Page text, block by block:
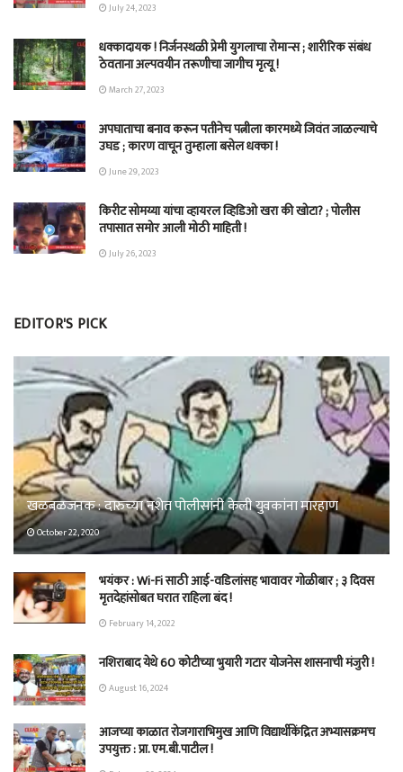
July 24, 2023
धक्कादायक ! निर्जनस्थळी प्रेमी युगलाचा रोमान्स ; शारीरिक संबंध
ठेवताना अल्पवयीन तरूणीचा जागीच मृत्यू !
March 27, 2023
अपघाताचा बनाव करून पतीनेच‎ पत्नीला कारमध्ये जिवंत जाळल्याचे
उघड ; कारण वाचून तुम्हाला बसेल धक्का !
June 29, 2023
किरीट सोमय्या यांचा व्हायरल व्हिडिओ खरा की खोटा? ; पोलीस
तपासात समोर आली मोठी माहिती !
July 26, 2023
EDITOR'S PICK
खळबळजनक : दारुच्या नशेत पोलीसांनी केली युवकांना मारहाण
October 22, 2020
भयंकर : Wi-Fi साठी आई-वडिलांसह भावावर गोळीबार ; ३ दिवस
मृतदेहांसोबत घरात राहिला बंद !
February 14, 2022
नशिराबाद येथे 60 कोटीच्या भुयारी गटार योजनेस शासनाची मंजुरी !
August 16, 2024
आजच्या काळात रोजगाराभिमुख आणि विद्यार्थीकेंद्रित अभ्यासक्रमच
उपयुक्त : प्रा. एम.बी.पाटील !